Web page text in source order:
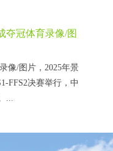
夺冠体育录像/图
像/图片，2025年景
FFS2决赛举行，中
...